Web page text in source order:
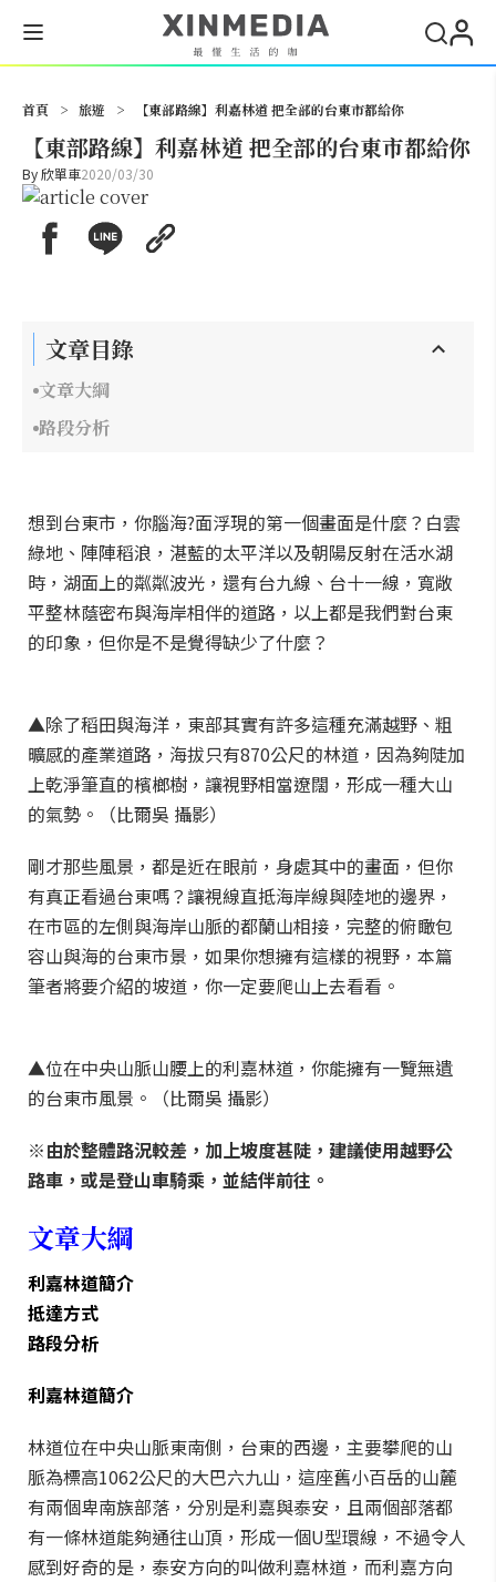
首頁 > 旅遊 > 【東部路線】利嘉林道 把全部的台東市都給你
【東部路線】利嘉林道 把全部的台東市都給你
By欣單車2020/03/30
文章目錄
文章大綱
路段分析
想到台東市，你腦海?面浮現的第一個畫面是什麼？白雲
綠地、陣陣稻浪，湛藍的太平洋以及朝陽反射在活水湖
時，湖面上的粼粼波光，還有台九線、台十一線，寬敞
平整林蔭密布與海岸相伴的道路，以上都是我們對台東
的印象，但你是不是覺得缺少了什麼？
▲除了稻田與海洋，東部其實有許多這種充滿越野、粗
曠感的產業道路，海拔只有870公尺的林道，因為夠陡加
上乾淨筆直的檳榔樹，讓視野相當遼闊，形成一種大山
的氣勢。（比爾吳 攝影）
剛才那些風景，都是近在眼前，身處其中的畫面，但你
有真正看過台東嗎？讓視線直抵海岸線與陸地的邊界，
在市區的左側與海岸山脈的都蘭山相接，完整的俯瞰包
容山與海的台東市景，如果你想擁有這樣的視野，本篇
筆者將要介紹的坡道，你一定要爬山上去看看。
▲位在中央山脈山腰上的利嘉林道，你能擁有一覽無遺
的台東市風景。（比爾吳 攝影）
※由於整體路況較差，加上坡度甚陡，建議使用越野公
路車，或是登山車騎乘，並結伴前往。
文章大綱
利嘉林道簡介
抵達方式
路段分析
利嘉林道簡介
林道位在中央山脈東南側，台東的西邊，主要攀爬的山
脈為標高1062公尺的大巴六九山，這座舊小百岳的山麓
有兩個卑南族部落，分別是利嘉與泰安，且兩個部落都
有一條林道能夠通往山頂，形成一個U型環線，不過令人
感到好奇的是，泰安方向的叫做利嘉林道，而利嘉方向